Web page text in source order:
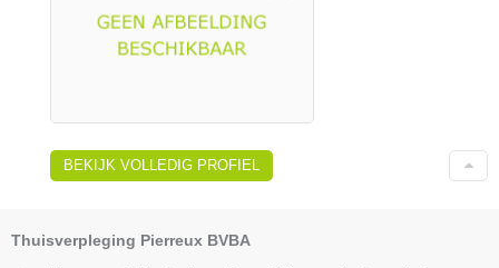
BEKIJK VOLLEDIG PROFIEL
Thuisverpleging Pierreux BVBA